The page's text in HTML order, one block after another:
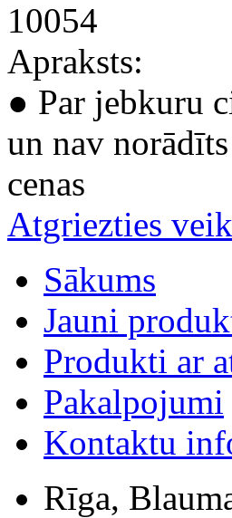
10054
Apraksts:
● Par jebkuru
un nav
cenas
Atgriezties
Sākums
Jauni
Produkti ar
Pakalpojumi
Kontaktu
Rīga,